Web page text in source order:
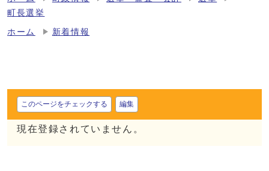
町長選挙
ホーム 新着情報
このページをチェックする 編集
現在登録されていません。